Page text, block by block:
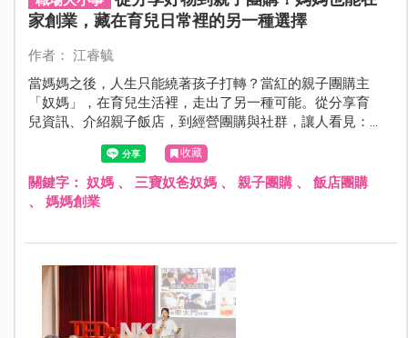
家創業，藏在育兒日常裡的另一種選擇
作者： 江睿毓
當媽媽之後，人生只能繞著孩子打轉？當紅的親子團購主
「奴媽」，在育兒生活裡，走出了另一種可能。從分享育
兒資訊、介紹親子飯店，到經營團購與社群，讓人看見：
原來照顧家庭的同時，媽媽依然可以保有自己想做的事，
甚至慢慢發展成另一創業模式與生活重心。
收藏
關鍵字： 奴媽、 三寶奴爸奴媽、 親子團購、 飯店團購
、 媽媽創業